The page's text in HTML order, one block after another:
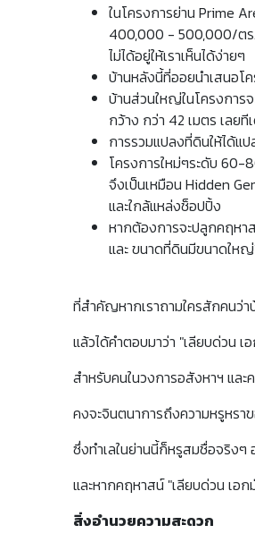
ในโครงการย่าน Prime
400,000 - 500,000/ตร.
ไม่ได้อยู่ให้เราเห็นได้ง่ายๆ
บ้านหลังนี้ที่ออยนำเสนอโ
บ้านส่วนใหญ่ในโครงการ
กว้าง กว่า 42 เมตร เลยที
การรวมแปลงที่ดินให้ได้แ
โครงการใหม่ๆระดับ 60-
จึงเป็นเหมือน Hidden
และใกล้แหล่งช็อปปิ้ง
หากต้องการจะปลูกคฤหา
และ ขนาดที่ดินมีขนาดให
ที่สำคัญหากเราถามใครสักคนว่า
แล้วได้คำตอบมาว่า "เลียบด่วน
สำหรับคนในวงการอสังหาฯ แล
คงจะจินตนาการถึงความหรูหรา
ซึ่งทำเลในย่านนี้ก็หรูสมชื่อจริง
และหากคฤหาสน์ "เลียบด่วน เอ
สิ่งอำนวยความสะดวก